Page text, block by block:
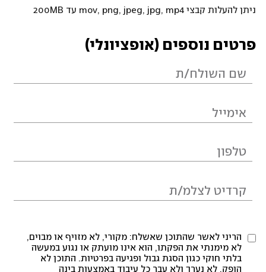
ניתן להעלות קבצי mov, png, jpeg, jpg, mp4 עד 200MB
פרטים נוספים (אופציונלי)
הריני לאשר שהתוכן שאשלח: מקורי, לא מזויף או מבוים,
לא מימנתי את הפקתו, הוא אינו מועתק או נגוע במעשה
בלתי חוקי כגון הסגת גבול ופגיעה בפרטיות. התוכן לא
הופק, לא נערך ולא עבר כל עיבוד באמצעות בינה